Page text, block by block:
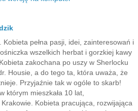
Kobieta pełna pasji, idei, zainteresowań i
wszelkich herbat i gorzkiej kawy
zakochana po uszy w Sherlocku
Housie, a do tego ta, która uważa, że
Przyjaźnie tak w ogóle to skarb!
którym mieszkała 10 lat,
Kobieta pracująca, rozwijająca